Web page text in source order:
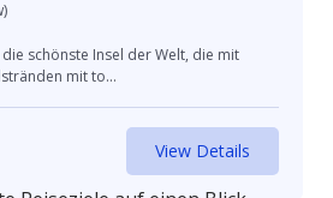
schönste Insel der Welt, die mit
mit to...
View Details